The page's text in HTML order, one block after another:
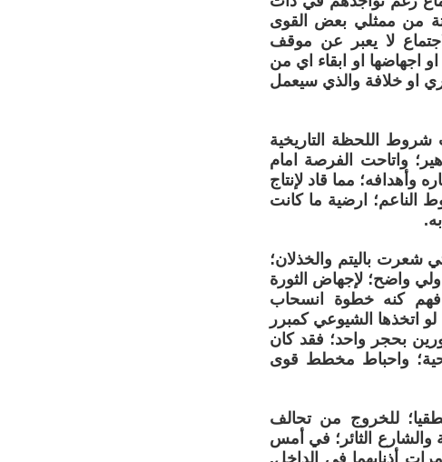
من ممثلي بعض القوى
لا يعبر عن موقف
اجهاضها او ابقاء اي من
او خلافة والذي سيعمل
اللحظة التاريخية
واتاحت الفرصة امام
وأهدافه؛ مما قاد لإنتاج
الناعم؛ ارضية ما كانت
شعرت باليتم والخذلان؛
واضح؛ لإجهاض الثورة
فهم كنه خطوة انسحاب
اتخذها الشيوعي كمبرر
بحجر واحد؛ فقد كان
واحباط مخطط قوى
للخروج من تحالف
الثائر؛ في أمس